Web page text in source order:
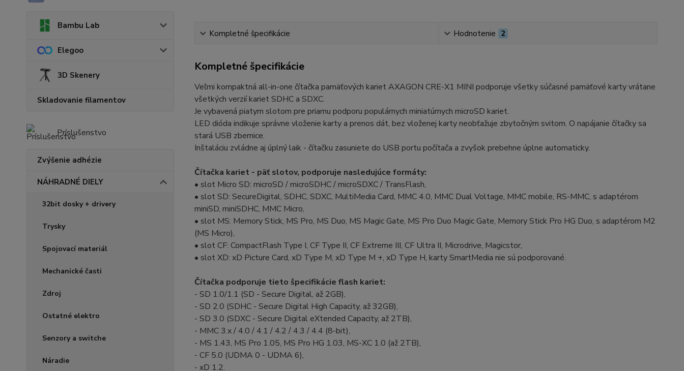
Bambu Lab
Elegoo
3D Skenery
Skladovanie filamentov
Príslušenstvo
Zvýšenie adhézie
NÁHRADNÉ DIELY
32bit dosky + drivery
Trysky
Spojovací materiál
Mechanické časti
Zdroj
Ostatné elektro
Senzory a switche
Náradie
Kompletné špecifikácie Hodnotenie 2
Kompletné špecifikácie
Veľmi kompaktná all-in-one čítačka pamäťových kariet AXAGON CRE-X1 MINI podporuje všetky súčasné pamäťové karty vrátane
všetkých verzií kariet SDHC a SDXC.
Je vybavená piatym slotom pre priamu podporu populárnych miniatúrnych microSD kariet.
LED dióda indikuje správne vloženie karty a prenos dát, bez vloženej karty neobťažuje zbytočným svitom. O napájanie čítačky sa
stará USB zbernice.
Inštaláciu zvládne aj úplný laik - čítačku zasuniete do USB portu počítača a zvyšok prebehne úplne automaticky.
Čítačka kariet - päť slotov, podporuje nasledujúce formáty:
• slot Micro SD: microSD / microSDHC / microSDXC / TransFlash,
• slot SD: SecureDigital, SDHC, SDXC, MultiMedia Card, MMC 4.0, MMC Dual Voltage, MMC mobile, RS-MMC, s adaptérom
miniSD, miniSDHC, MMC Micro,
• slot MS: Memory Stick, MS Pro, MS Duo, MS Magic Gate, MS Pro Duo Magic Gate, Memory Stick Pro HG Duo, s adaptérom M2
(MS Micro),
• slot CF: CompactFlash Type I, CF Type II, CF Extreme III, CF Ultra II, Microdrive, Magicstor,
• slot XD: xD Picture Card, xD Type M, xD Type M +, xD Type H, karty SmartMedia nie sú podporované.
Čítačka podporuje tieto špecifikácie flash kariet:
- SD 1.0/1.1 (SD - Secure Digital, až 2GB),
- SD 2.0 (SDHC - Secure Digital High Capacity, až 32GB),
- SD 3.0 (SDXC - Secure Digital eXtended Capacity, až 2TB),
- MMC 3.x / 4.0 / 4.1 / 4.2 / 4.3 / 4.4 (8-bit),
- MS 1.43, MS Pro 1.05, MS Pro HG 1.03, MS-XC 1.0 (až 2TB),
- CF 5.0 (UDMA 0 - UDMA 6),
- xD 1.2.